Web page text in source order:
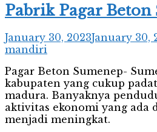
Pabrik Pagar Beton
January 30, 2023January 30,
mandiri
Pagar Beton Sumenep-
kabupaten yang cukup
madura. Banyaknya
aktivitas ekonomi yang ada
menjadi meningkat.